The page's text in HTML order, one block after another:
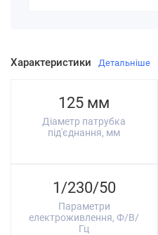
Характеристики Детальніше
125 мм
Діаметр патрубка
під'єднання, мм
1/230/50
Параметри
електроживлення, Ф/В/
Гц